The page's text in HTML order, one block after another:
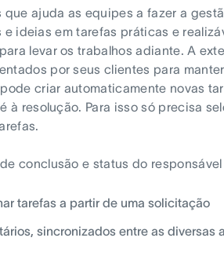
ajuda as equipes a fazer a
ideias em tarefas práticas e
levar os trabalhos adiante. A
por seus clientes para
criar automaticamente novas
resolução. Para isso só precisa
conclusão e status do responsável
tarefas a partir de uma solicitação
sincronizados entre as diversas